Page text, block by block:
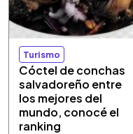
Turismo
Cóctel de conchas
salvadoreño entre
los mejores del
mundo, conocé el
ranking